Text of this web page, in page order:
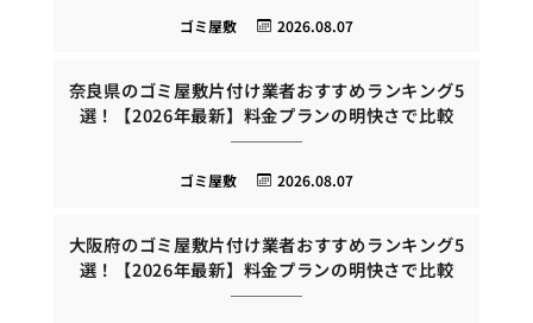
2026.08.07
ゴミ屋敷
奈良県のゴミ屋敷片付け業者おすすめランキング5
選！【2026年最新】料金プランの明快さで比較
2026.08.07
ゴミ屋敷
大阪府のゴミ屋敷片付け業者おすすめランキング5
選！【2026年最新】料金プランの明快さで比較